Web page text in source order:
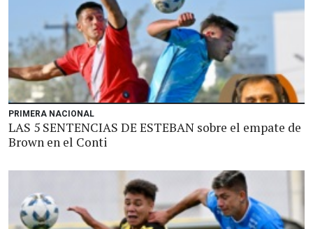
PRIMERA NACIONAL
LAS 5 SENTENCIAS DE ESTEBAN sobre el empate de
Brown en el Conti